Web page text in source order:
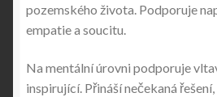
pozemského života. Podporuje
empatie a soucitu.
Na mentální úrovni podporuje
inspirující. Přináší nečekaná